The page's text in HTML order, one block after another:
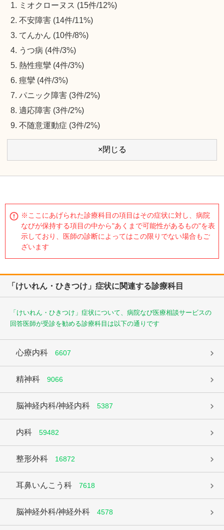
ミオクローヌス (15件/12%)
不安障害 (14件/11%)
てんかん (10件/8%)
うつ病 (4件/3%)
熱性痙攣 (4件/3%)
痙攣 (4件/3%)
パニック障害 (3件/2%)
適応障害 (3件/2%)
不随意運動症 (3件/2%)
×閉じる
※ここにあげられた診療科目の項目はその症状に対し、病院
なびが保持する項目の中から"あくまで可能性があるもの"を表
示しており、医師の診断によってはこの限りでない場合もご
ざいます
「けいれん・ひきつけ」症状に関連する診療科目
「けいれん・ひきつけ」症状について、病院なび医療相談サービスの
回答医師が受診を勧める診療科目は以下の通りです
心療内科 6607
精神科 9066
脳神経内科/神経内科 5387
内科 59482
整形外科 16872
耳鼻いんこう科 7618
脳神経外科/神経外科 4578